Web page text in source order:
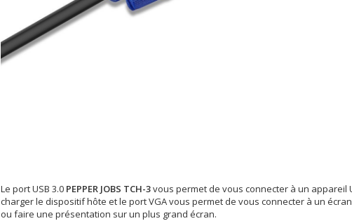
Le port USB 3.0 PEPPER JOBS TCH-3vous permet de vous connecter à un appareil
charger le dispositif hôte et le port VGA vous permet de vous connecter à un
ou faire une présentation sur un plus grand écran.